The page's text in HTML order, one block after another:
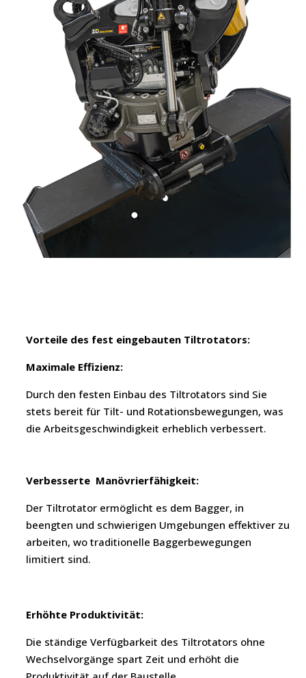
Vorteile des fest eingebauten Tiltrotators:
Maximale Effizienz:
Durch den festen Einbau des Tiltrotators sind Sie
stets bereit für Tilt- und Rotationsbewegungen, was
die Arbeitsgeschwindigkeit erheblich verbessert.
Verbesserte Manövrierfähigkeit:
Der Tiltrotator ermöglicht es dem Bagger, in
beengten und schwierigen Umgebungen effektiver zu
arbeiten, wo traditionelle Baggerbewegungen
limitiert sind.
Erhöhte Produktivität:
Die ständige Verfügbarkeit des Tiltrotators ohne
Wechselvorgänge spart Zeit und erhöht die